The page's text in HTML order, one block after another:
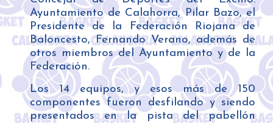
Ayuntamiento de Calahorra, Pilar Bazo, el
Presidente de la Federación Riojana de
Baloncesto, Fernando Verano, además de
otros miembros del Ayuntamiento y de la
Federación.
Los 14 equipos, y esos más de 150
componentes fueron desfilando y siendo
presentados en la pista del pabellón